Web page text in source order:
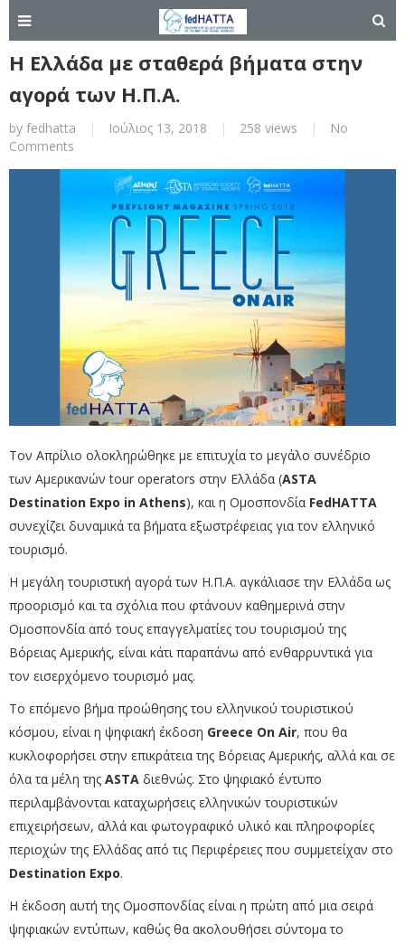
Η Ελλάδα με σταθερά βήματα στην
αγορά των Η.Π.Α.
by fedhatta | Ιούλιος 13, 2018 | 258 views |
No
Comments
Τον Απρίλιο ολοκληρώθηκε με επιτυχία το μεγάλο συνέδριο
των Αμερικανών tour operators στην Ελλάδα (ASTA
Destination Expo in Athens), και η Ομοσπονδία FedHATTA
συνεχίζει δυναμικά τα βήματα εξωστρέφειας για τον ελληνικό
τουρισμό.
Η μεγάλη τουριστική αγορά των Η.Π.Α. αγκάλιασε την Ελλάδα ως
προορισμό και τα σχόλια που φτάνουν καθημερινά στην
Ομοσπονδία από τους επαγγελματίες του τουρισμού της
Βόρειας Αμερικής, είναι κάτι παραπάνω από ενθαρρυντικά για
τον εισερχόμενο τουρισμό μας.
Το επόμενο βήμα προώθησης του ελληνικού τουριστικού
κόσμου, είναι η ψηφιακή έκδοση Greece On Air, που θα
κυκλοφορήσει στην επικράτεια της Βόρειας Αμερικής, αλλά και σε
όλα τα μέλη της ASTA διεθνώς. Στο ψηφιακό έντυπο
περιλαμβάνονται καταχωρήσεις ελληνικών τουριστικών
επιχειρήσεων, αλλά και φωτογραφικό υλικό και πληροφορίες
περιοχών της Ελλάδας από τις Περιφέρειες που συμμετείχαν στο
Destination Expo.
Η έκδοση αυτή της Ομοσπονδίας είναι η πρώτη από μια σειρά
ψηφιακών εντύπων, καθώς θα ακολουθήσει σύντομα το